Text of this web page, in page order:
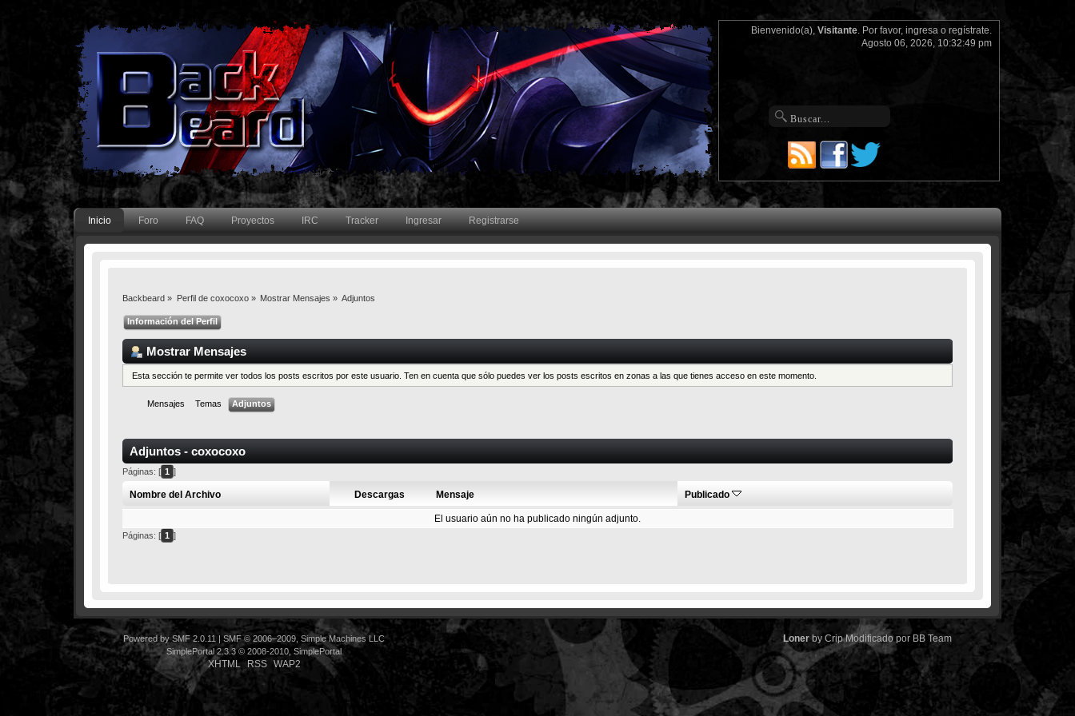
Bienvenido(a), Visitante. Por favor, ingresao regístrate.
Agosto 06, 2026, 10:32:49 pm
Inicio Foro FAQ Proyectos IRC Tracker Ingresar Registrarse
Backbeard » Perfil de coxocoxo » Mostrar Mensajes » Adjuntos
Información del Perfil
Mostrar Mensajes
Esta sección te permite ver todos los posts escritos por este usuario. Ten en cuenta que sólo puedes ver los posts escritos en zonas a las que tienes acceso en este momento.
Mensajes Temas Adjuntos
Adjuntos - coxocoxo
Páginas: [ 1 ]
Nombre del Archivo Descargas Mensaje Publicado
El usuario aún no ha publicado ningún adjunto.
Páginas: [ 1 ]
Powered by SMF 2.0.11 |SMF © 2006–2009, Simple Machines LLC
SimplePortal 2.3.3 © 2008-2010, SimplePortal
XHTML RSS WAP2
Lonerby Crip